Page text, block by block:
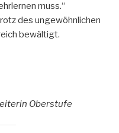
muss.“
des ungewöhnlichen
bewältigt.
Oberstufe